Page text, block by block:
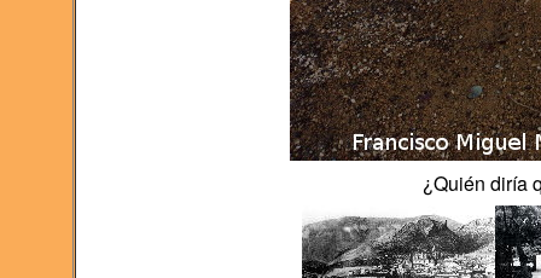
¿Quién diría